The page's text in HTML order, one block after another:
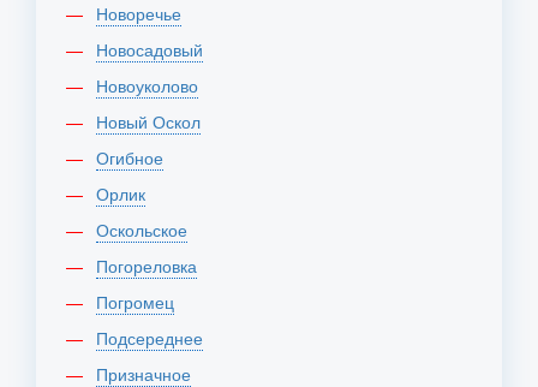
Новоречье
Новосадовый
Новоуколово
Новый Оскол
Огибное
Орлик
Оскольское
Погореловка
Погромец
Подсереднее
Призначное